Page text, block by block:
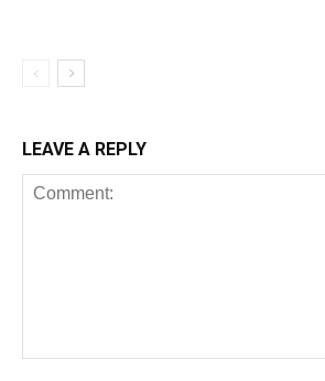
LEAVE A REPLY